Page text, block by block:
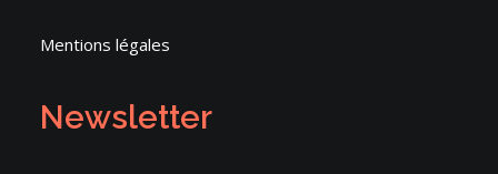
Mentions légales
Newsletter